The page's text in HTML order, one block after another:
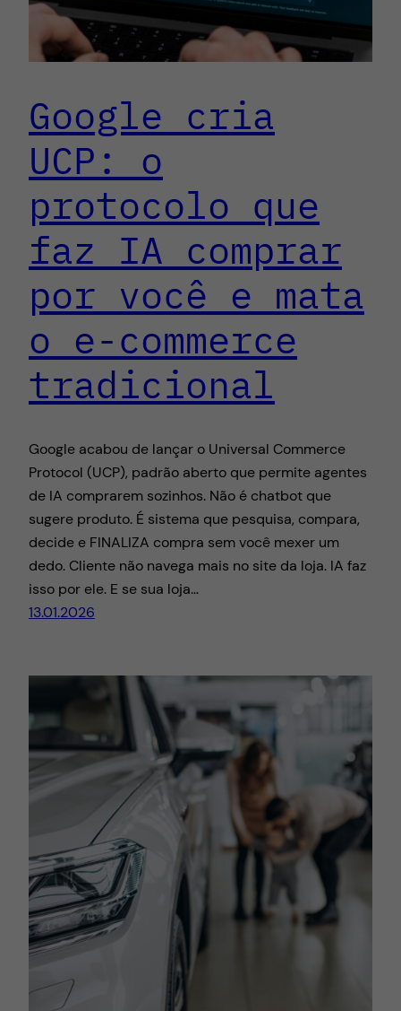
Google cria
UCP: o
protocolo que
faz IA comprar
por você e mata
o e-commerce
tradicional
Google acabou de lançar o Universal Commerce
Protocol (UCP), padrão aberto que permite agentes
de IA comprarem sozinhos. Não é chatbot que
sugere produto. É sistema que pesquisa, compara,
decide e FINALIZA compra sem você mexer um
dedo. Cliente não navega mais no site da loja. IA faz
isso por ele. E se sua loja…
13.01.2026